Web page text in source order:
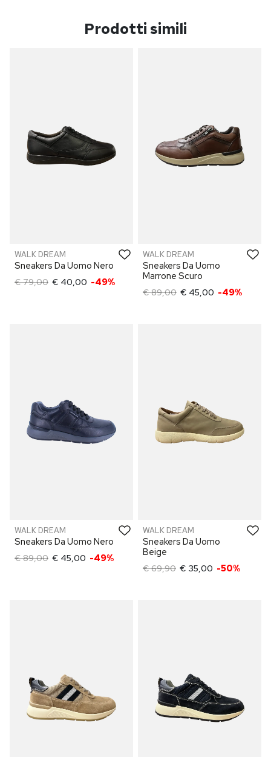
Prodotti simili
WALK DREAM
Sneakers Da Uomo Nero
€ 79,00 € 40,00 -49%
WALK DREAM
Sneakers Da Uomo
Marrone Scuro
€ 89,00 € 45,00 -49%
WALK DREAM
Sneakers Da Uomo Nero
€ 89,00 € 45,00 -49%
WALK DREAM
Sneakers Da Uomo
Beige
€ 69,90 € 35,00 -50%